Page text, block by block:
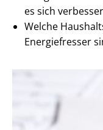
es sich
Welche
Energiefresser